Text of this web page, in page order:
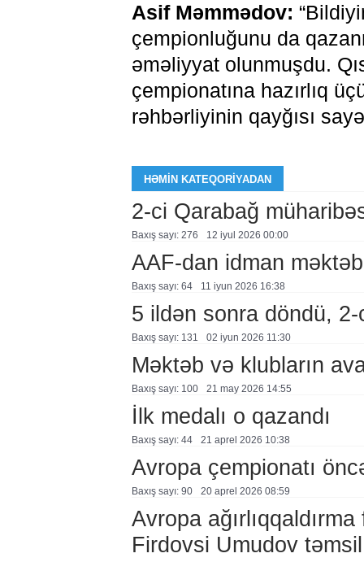
Asif Məmmədov:
çempionluğunu da
əməliyyat olunmuşdu.
çempionatına hazırlıq
rəhbərliyinin qayğısı
HƏMIN KATEQORIYADAN
2-ci Qarabağ
Baxış sayı: 276 12 i̇yul 2026 00:00
AAF-dan idman
Baxış sayı: 64 11 i̇yun 2026 16:38
5 ildən sonra döndü,
Baxış sayı: 131 02 i̇yun 2026 11:30
Məktəb və klubların
Baxış sayı: 100 21 may 2026 14:55
İlk medalı o qazandı
Baxış sayı: 44 21 aprel 2026 10:38
Avropa çempionatı
Baxış sayı: 90 20 aprel 2026 08:59
Avropa
Firdovsi Umudov